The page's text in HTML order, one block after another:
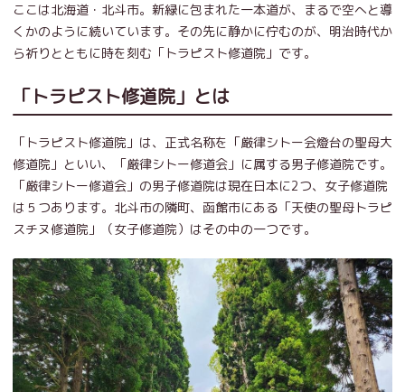
ここは北海道・北斗市。新緑に包まれた一本道が、まるで空へと導
くかのように続いています。その先に静かに佇むのが、明治時代か
ら祈りとともに時を刻む「トラピスト修道院」です。
「トラピスト修道院」とは
「トラピスト修道院」は、正式名称を「厳律シトー会燈台の聖母大
修道院」といい、「厳律シトー修道会」に属する男子修道院です。
「厳律シトー修道会」の男子修道院は現在日本に2つ、女子修道院
は５つあります。北斗市の隣町、函館市にある「天使の聖母トラピ
スチヌ修道院」（女子修道院）はその中の一つです。